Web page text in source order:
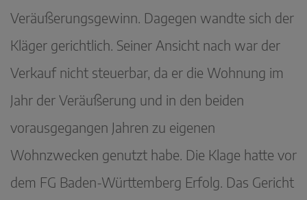
Veräußerungsgewinn. Dagegen wandte sich der
Kläger gerichtlich. Seiner Ansicht nach war der
Verkauf nicht steuerbar, da er die Wohnung im
Jahr der Veräußerung und in den beiden
vorausgegangen Jahren zu eigenen
Wohnzwecken genutzt habe. Die Klage hatte vor
dem FG Baden-Württemberg Erfolg. Das Gericht